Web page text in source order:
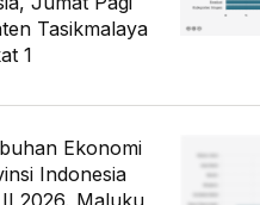
Tasikmalaya
1
Ekonomi
Indonesia
2026, Maluku